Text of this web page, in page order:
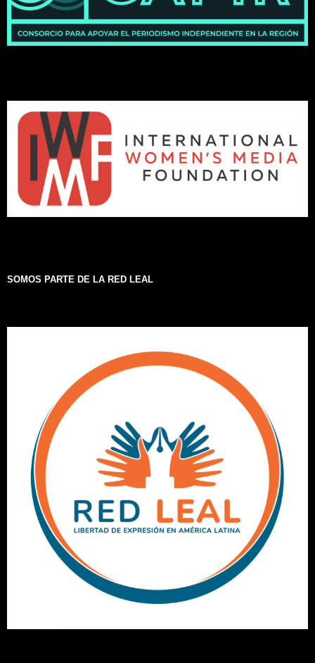
SOMOS PARTE DE LA RED LEAL